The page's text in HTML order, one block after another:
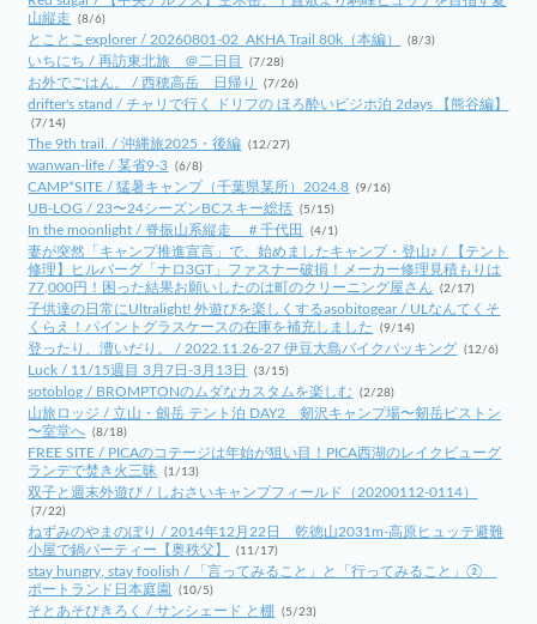
山縦走
(8/6)
とことこexplorer / 20260801-02_AKHA Trail 80k（本編） (8/3)
いちにち / 再訪東北旅 ＠二日目 (7/28)
お外でごはん。 / 西穂高岳 日帰り (7/26)
drifter's stand / チャリで行く ドリフの ほろ酔いビジホ泊 2days 【熊谷編】
(7/14)
The 9th trail. / 沖縄旅2025・後編 (12/27)
wanwan-life / 某省9-3 (6/8)
CAMP*SITE / 猛暑キャンプ（千葉県某所）2024.8 (9/16)
UB-LOG / 23〜24シーズンBCスキー総括 (5/15)
In the moonlight / 脊振山系縦走 ＃千代田 (4/1)
妻が突然「キャンプ推進宣言」で、始めましたキャンプ・登山♪ / 【テント
修理】ヒルバーグ「ナロ3GT」ファスナー破損！メーカー修理見積もりは
77,000円！困った結果お願いしたのは町のクリーニング屋さん
(2/17)
子供達の日常にUltralight! 外遊びを楽しくするasobitogear / ULなんてくそ
くらえ！パイントグラスケースの在庫を補充しました
(9/14)
登ったり、漕いだり。 / 2022.11.26-27 伊豆大島バイクパッキング (12/6)
Luck / 11/15週目 3月7日-3月13日 (3/15)
sotoblog / BROMPTONのムダなカスタムを楽しむ (2/28)
山旅ロッジ / 立山・劔岳 テント泊 DAY2 剱沢キャンプ場〜剱岳ピストン
〜室堂へ (8/18)
FREE SITE / PICAのコテージは年始が狙い目！PICA西湖のレイクビューグ
ランデで焚き火三昧
(1/13)
双子と週末外遊び / しおさいキャンプフィールド（20200112-0114）
(7/22)
ねずみのやまのぼり / 2014年12月22日 乾徳山2031m-高原ヒュッテ避難
小屋で鍋パーティー【奥秩父】
(11/17)
stay hungry, stay foolish / 「言ってみること」と「行ってみること」②
ポートランド日本庭園
(10/5)
そとあそびきろく / サンシェード と棚 (5/23)